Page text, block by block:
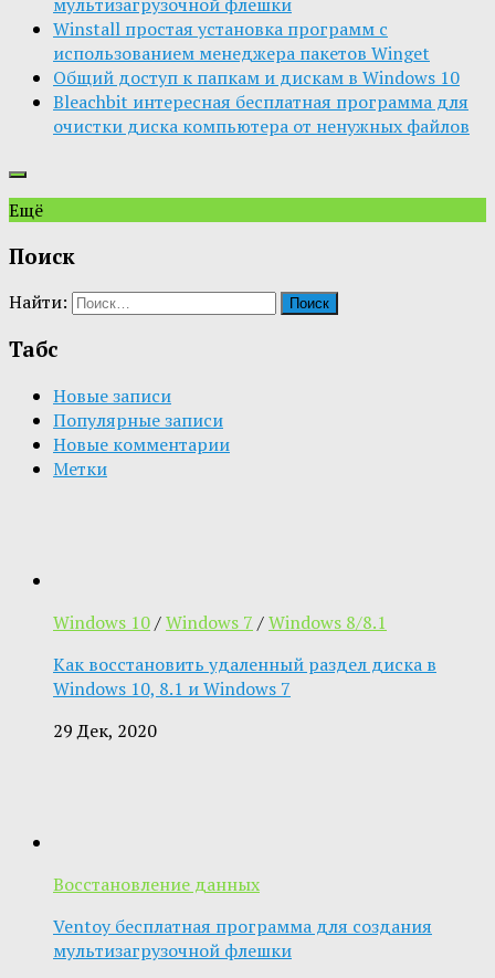
Winstall простая установка программ с
использованием менеджера пакетов Winget
Общий доступ к папкам и дискам в Windows 10
Bleachbit интересная бесплатная программа для
очистки диска компьютера от ненужных файлов
Ещё
Поиск
Найти:
Табс
Новые записи
Популярные записи
Новые комментарии
Метки
Windows 10/Windows 7 /Windows 8/8.1
Как восстановить удаленный раздел диска в
Windows 10, 8.1 и Windows 7
29 Дек, 2020
Восстановление данных
Ventoy бесплатная программа для создания
мультизагрузочной флешки